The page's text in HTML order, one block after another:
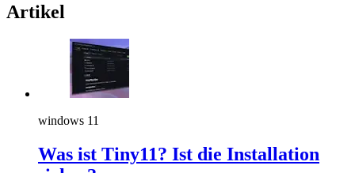
Artikel
windows 11
Was ist Tiny11? Ist die Installation